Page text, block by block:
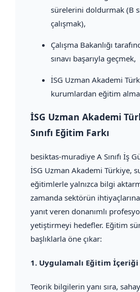
sürelerini doldurmak (B
çalışmak),
Çalışma Bakanlığı
sınavı başarıyla geçmek,
İSG Uzman Akademi
kurumlardan eğitim
İSG Uzman Akademi
Sınıfı Eğitim Farkı
besiktas-muradiye A Sınıfı İş
İSG Uzman Akademi Türkiye,
eğitimlerle yalnızca bilgi
zamanda sektörün
yanıt veren donanımlı
yetiştirmeyi hedefler. Eğitim
başlıklarla öne çıkar:
1. Uygulamalı Eğitim İçeriği
Teorik bilgilerin yanı sıra,